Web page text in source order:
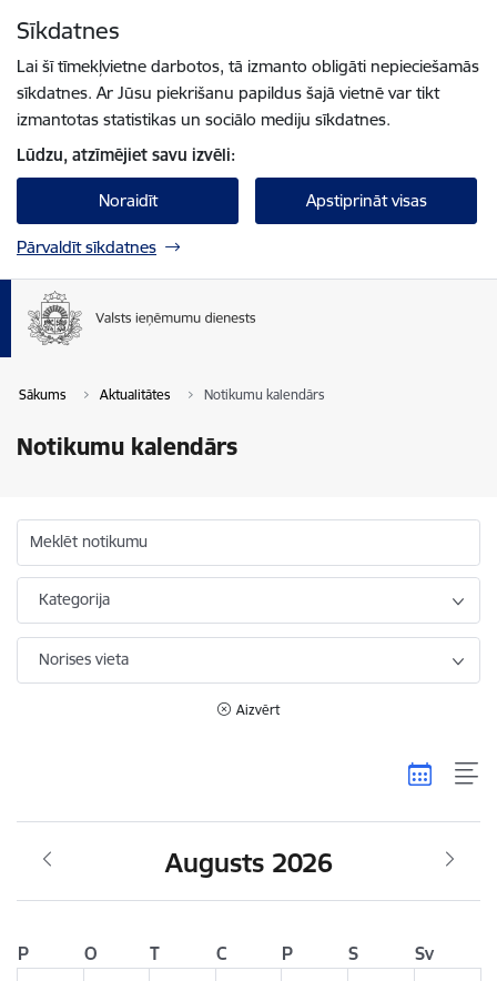
Sīkdatnes
Lai šī tīmekļvietne darbotos, tā izmanto obligāti nepieciešamās
sīkdatnes. Ar Jūsu piekrišanu papildus šajā vietnē var tikt
izmantotas statistikas un sociālo mediju sīkdatnes.
Lūdzu, atzīmējiet savu izvēli:
Noraidīt Apstiprināt visas
Pārvaldīt sīkdatnes
Sākums Aktualitātes Notikumu kalendārs
Notikumu kalendārs
Meklēt notikumu
Kategorija
Norises vieta
Aizvērt
Augusts 2026
P O T C P S
Sv